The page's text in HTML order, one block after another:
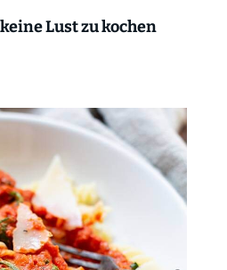
Lust zu kochen